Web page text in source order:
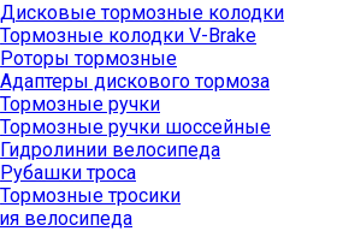
Дисковые тормозные колодки
Тормозные колодки V-Brake
Роторы тормозные
Адаптеры дискового тормоза
Тормозные ручки
Тормозные ручки шоссейные
Гидролинии велосипеда
Рубашки троса
Тормозные тросики
велосипеда